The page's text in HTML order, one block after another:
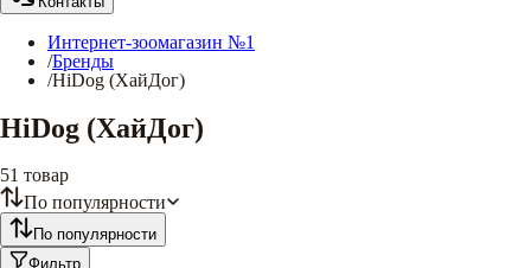
Интернет-зоомагазин №1
/Бренды
/HiDog (ХайДог)
HiDog (ХайДог)
51 товар
По популярности
По популярности
Фильтр